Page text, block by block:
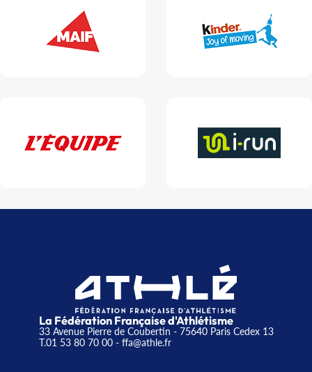
La Fédération Française d'Athlétisme
33 Avenue Pierre de Coubertin - 75640 Paris Cedex 13
T.01 53 80 70 00- ffa@athle.fr